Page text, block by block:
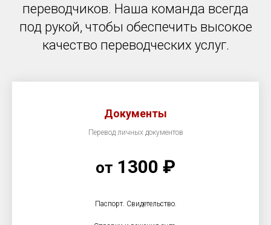
переводчиков. Наша команда всегда
под рукой, чтобы обеспечить высокое
качество переводческих услуг.
Документы
Перевод личных документов
от 1300 ₽
Паспорт. Свидетельство.